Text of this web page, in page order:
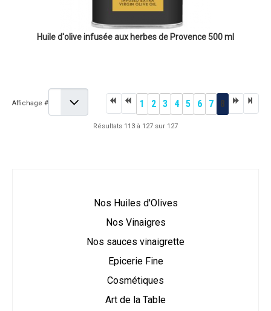
Huile d'olive infusée aux herbes de Provence 500 ml
Affichage # 1 2 3 4 5 6 7 8
Résultats 113 à 127 sur 127
Nos Huiles d'Olives
Nos Vinaigres
Nos sauces vinaigrette
Epicerie Fine
Cosmétiques
Art de la Table